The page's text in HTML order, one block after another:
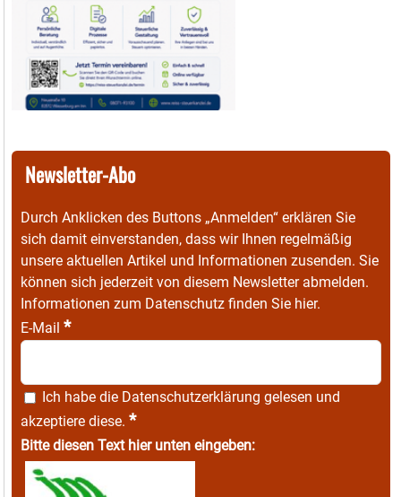
Newsletter-Abo
Durch Anklicken des Buttons „Anmelden“ erklären Sie
sich damit einverstanden, dass wir Ihnen regelmäßig
unsere aktuellen Artikel und Informationen zusenden. Sie
können sich jederzeit von diesem Newsletter abmelden.
Informationen zum Datenschutz finden Sie hier.
E-Mail *
Ich habe die Datenschutzerklärung gelesen und
akzeptiere diese. *
Bitte diesen Text hier unten eingeben: